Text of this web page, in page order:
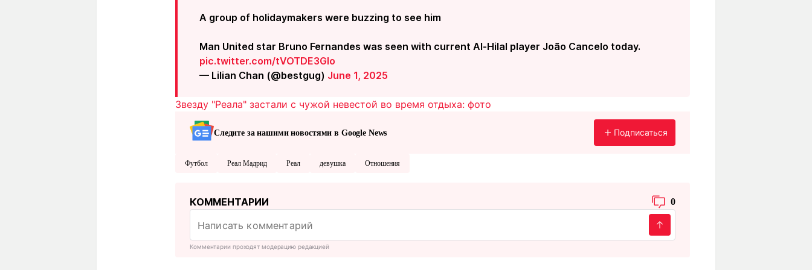
A group of holidaymakers were buzzing to see him
Man United star Bruno Fernandes was seen with current Al-Hilal player João Cancelo today.
pic.twitter.com/tVOTDE3GIo
— Lilian Chan (@bestgug) June 1, 2025
Звезду "Реала" застали с чужой невестой во время отдыха: фото
Следите за нашими новостями в Google News Подписаться
Футбол Реал Мадрид Реал девушка Отношения
КОММЕНТАРИИ 0
Комментарии проходят модерацию редакцией